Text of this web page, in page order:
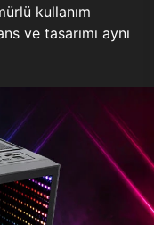
kullanım
ve tasarımı aynı